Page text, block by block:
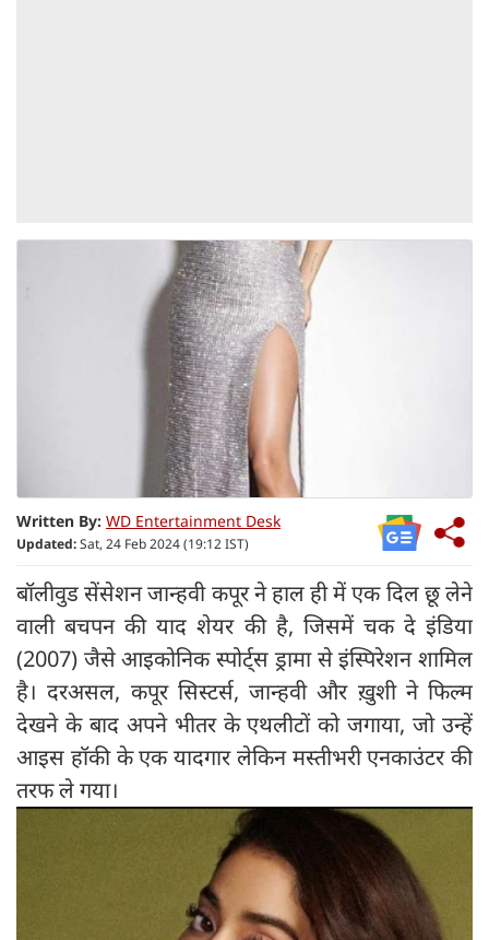
Written By: WD Entertainment Desk
Updated:Sat, 24 Feb 2024 (19:12 IST)
बॉलीवुड सेंसेशन जान्हवी कपूर ने हाल ही में एक दिल छू लेने
वाली बचपन की याद शेयर की है, जिसमें चक दे इंडिया
(2007) जैसे आइकोनिक स्पोर्ट्स ड्रामा से इंस्पिरेशन शामिल
है। दरअसल, कपूर सिस्टर्स, जान्हवी और ख़ुशी ने फिल्म
देखने के बाद अपने भीतर के एथलीटों को जगाया, जो उन्हें
आइस हॉकी के एक यादगार लेकिन मस्तीभरी एनकाउंटर की
तरफ ले गया।